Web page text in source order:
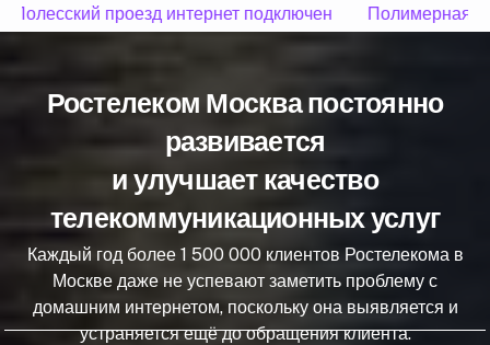
Полесский проезд интернет подключен
Полимерная
Ростелеком Москва постоянно
развивается
и улучшает качество
телекоммуникационных услуг
Каждый год более 1 500 000 клиентов Ростелекома в
Москве даже не успевают заметить проблему с
домашним интернетом, поскольку она выявляется и
устраняется ещё до обращения клиента.